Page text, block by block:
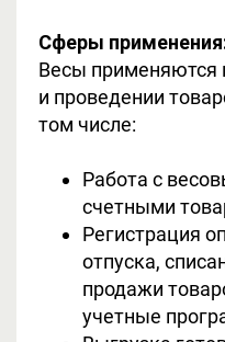
Сферы
Весы применяются
и проведении
том числе:
Работа с
счетными
Регистрация
отпуска,
продажи
учетные